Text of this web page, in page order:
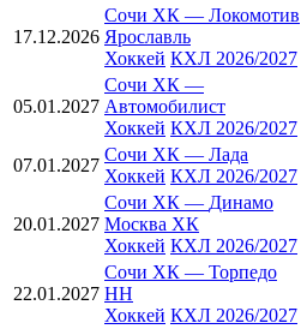
17.12.2026
Сочи ХК — Локомотив
Ярославль
Хоккей КХЛ 2026/2027
05.01.2027
Сочи ХК —
Автомобилист
Хоккей КХЛ 2026/2027
07.01.2027
Сочи ХК — Лада
Хоккей КХЛ 2026/2027
20.01.2027
Сочи ХК — Динамо
Москва ХК
Хоккей КХЛ 2026/2027
22.01.2027
Сочи ХК — Торпедо
НН
Хоккей КХЛ 2026/2027